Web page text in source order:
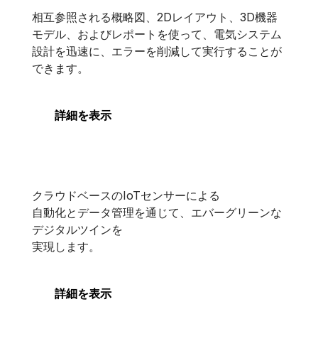
Promis.e
相互参照される概略図、2Dレイアウト、3D機器
モデル、およびレポートを使って、電気システム
設計を迅速に、エラーを削減して実行することが
できます。
詳細を表示
sensemetrics
クラウドベースのIoTセンサーによる
自動化とデータ管理を通じて、エバーグリーンな
デジタルツインを
実現します。
詳細を表示